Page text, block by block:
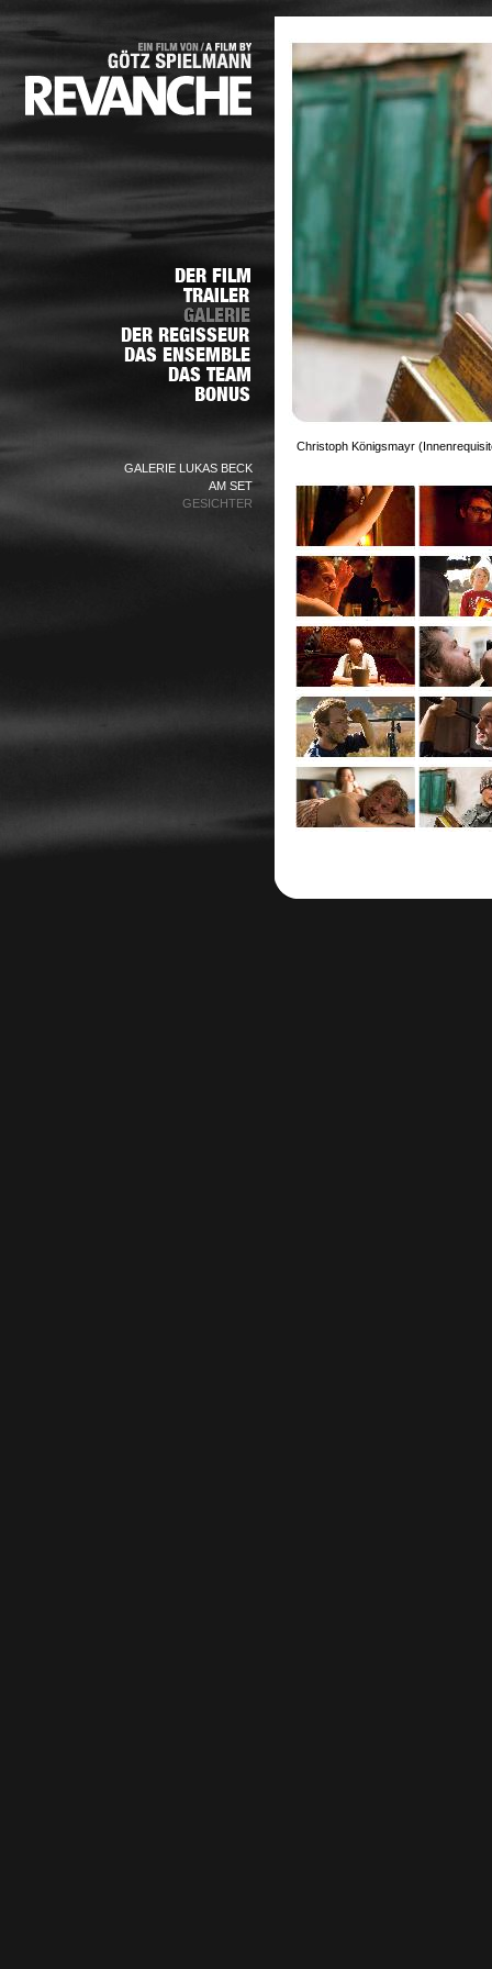
GALERIE LUKAS BECK
AM SET
GESICHTER
Christoph Königsmayr